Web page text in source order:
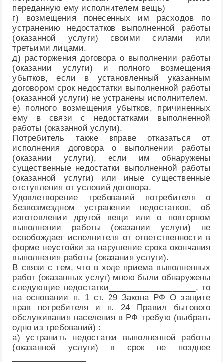
переданную ему исполнителем вещь)
г) возмещения понесенных им расходов по
устранению недостатков выполненной работы
(оказанной услуги) своими силами или
третьими лицами.
д) расторжения договора о выполнении работы
(оказании услуги) и полного возмещения
убытков, если в установленный указанным
договором срок недостатки выполненной работы
(оказанной услуги) не устранены исполнителем.
е) полного возмещения убытков, причиненных
ему в связи с недостатками выполненной
работы (оказанной услуги).
Потребитель также вправе отказаться от
исполнения договора о выполнении работы
(оказании услуги), если им обнаружены
существенные недостатки выполненной работы
(оказанной услуги) или иные существенные
отступления от условий договора.
Удовлетворение требований потребителя о
безвозмездном устранении недостатков, об
изготовлении другой вещи или о повторном
выполнении работы (оказании услуги) не
освобождает исполнителя от ответственности в
форме неустойки за нарушение срока окончания
выполнения работы (оказания услуги).
В связи с тем, что в ходе приема выполненных
работ (оказанных услуг) мною были обнаружены
следующие недостатки___________________, то
на основании п. 1 ст. 29 Закона РФ О защите
прав потребителя и п. 24 Правил бытового
обслуживания населения в РФ требую (выбрать
одно из требований) :
а) устранить недостатки выполненной работы
(оказанной услуги) в срок не позднее